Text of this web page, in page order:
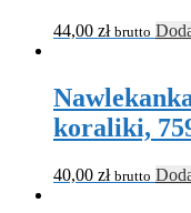
44,00 zł brutto
koraliki,
40,00 zł brutto